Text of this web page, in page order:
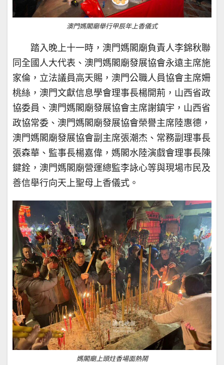
澳門媽閣廟舉行甲辰年上香儀式
踏入晚上十一時，澳門媽閣廟負責人李錦秋聯
同全國人大代表、澳門媽閣廟發展協會永遠主席施
家倫，立法議員高天賜，澳門公職人員協會主席姍
桃絲，澳門文獻信息學會理事長楊開荊，山西省政
協委員、澳門媽閣廟發展協會主席謝鎮宇，山西省
政協常委、澳門媽閣廟發展協會榮譽主席陸惠德，
澳門媽閣廟發展協會副主席張潮杰、常務副理事長
張森華、監事長楊嘉偉，媽閣水陸演戲會理事長陳
鍵銓，澳門媽閣廟營運總監李詠心等與現場市民及
善信舉行向天上聖母上香儀式。
媽閣廟上頭炷香場面熱鬧